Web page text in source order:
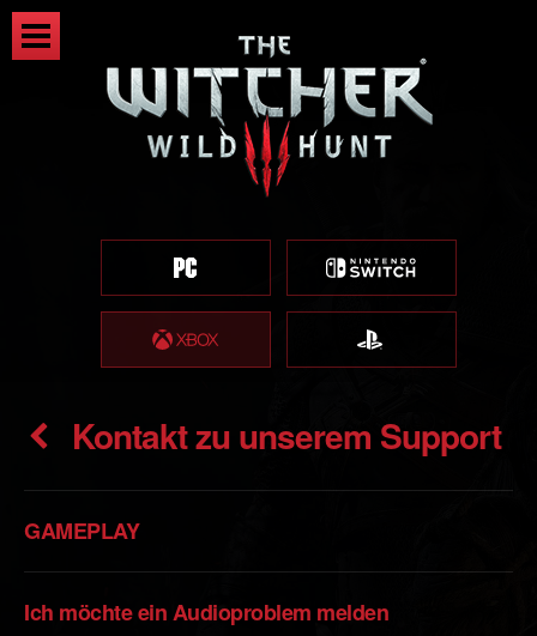
Kontakt zu unserem Support
GAMEPLAY
Ich möchte ein Audioproblem melden